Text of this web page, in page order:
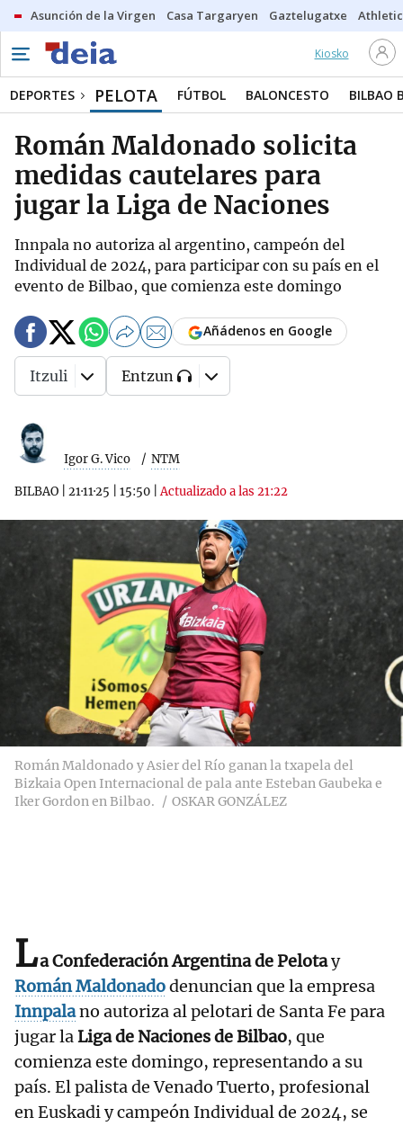
Asunción de la Virgen Casa Targaryen Gaztelugatxe Athletic
Kiosko
DEPORTES PELOTA FÚTBOL BALONCESTO BILBAO
Román Maldonado solicita
medidas cautelares para
jugar la Liga de Naciones
Innpala no autoriza al argentino, campeón del
Individual de 2024, para participar con su país en el
evento de Bilbao, que comienza este domingo
Igor G. Vico NTM
BILBAO 21·11·25 15:50 |Actualizado a las 21:22
Añádenos en Google
Itzuli Entzun
Román Maldonado y Asier del Río ganan la txapela del
Bizkaia Open Internacional de pala ante Esteban Gaubeka e
Iker Gordon en Bilbao.
OSKAR GONZÁLEZ
La Confederación Argentina de Pelotay
Román Maldonadodenuncian que la empresa
Innpalano autoriza al pelotari de Santa Fe para
jugar laLiga de Naciones de Bilbao, que
comienza este domingo, representando a su
país. El palista de Venado Tuerto, profesional
en Euskadi y campeón Individual de 2024, se